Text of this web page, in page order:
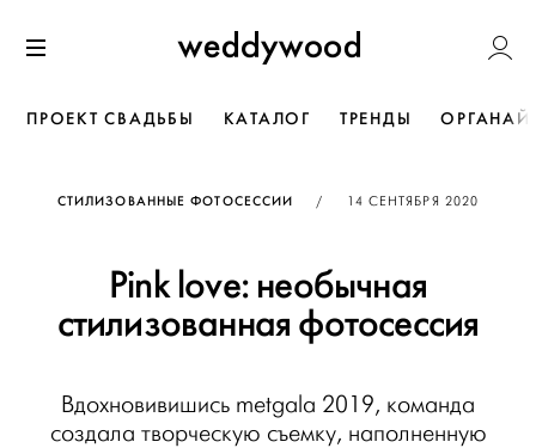
к содержанию
Weddywood
ПРОЕКТ СВАДЬБЫ КАТАЛОГ ТРЕНДЫ
СТИЛИЗОВАННЫЕ ФОТОСЕССИИ / ОПУБЛИКОВАНО
14 СЕНТЯБРЯ 2020
Pink love: необычная
стилизованная фотосессия
Вдохновивишись metgala 2019, команда
создала творческую съемку, наполненную